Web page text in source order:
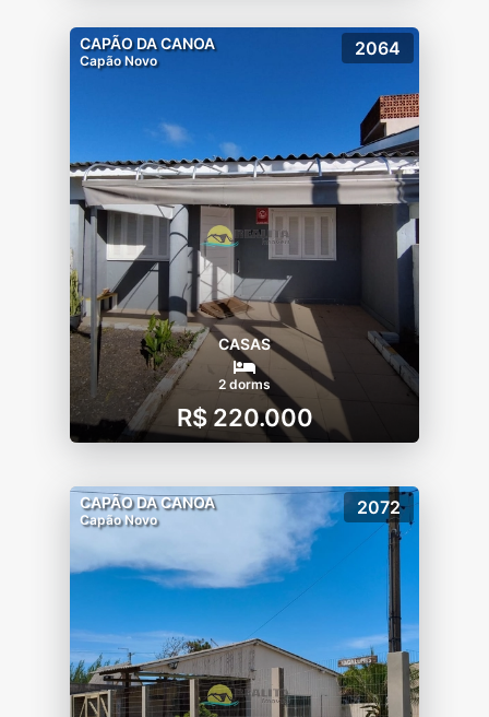
CAPÃO DA CANOA
Capão Novo
2064
CASAS
2 dorms
R$ 220.000
CAPÃO DA CANOA
Capão Novo
2072